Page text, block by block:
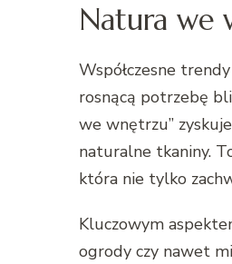
Natura we
Współczesne
rosnącą potrzebę
we wnętrzu”
naturalne tkaniny.
która nie tylko
Kluczowym
ogrody czy nawet